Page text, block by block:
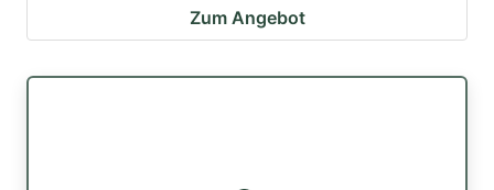
Zum Angebot